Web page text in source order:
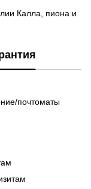
Калла, пиона и
почтоматы